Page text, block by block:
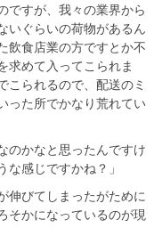
ですが、我々の業界から
いぐらいの荷物があるん
飲食店業の方ですとか不
求めて入ってこられま
こられるので、配送のミ
った所でかなり荒れてい
のかなと思ったんですけ
感じですかね？」
伸びてしまったがために
そかになっているのが現